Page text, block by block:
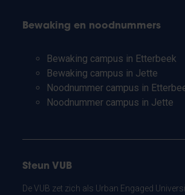
Bewaking en noodnummers
Bewaking campus in Etterbeek
Bewaking campus in Jette
Noodnummer campus in
Noodnummer campus in Jette
Steun VUB
De VUB zet zich als Urban Engaged